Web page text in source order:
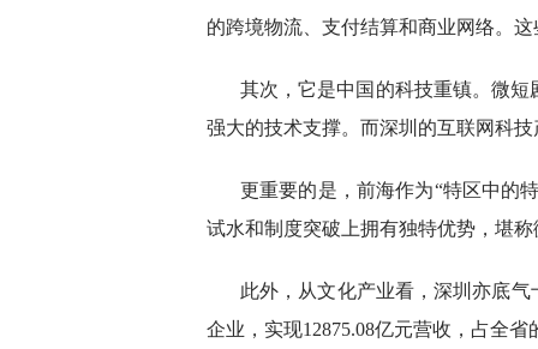
的跨境物流、支付结算和商业网络。
其次，它是中国的科技重镇。微
强大的技术支撑。而深圳的互联网科
更重要的是，前海作为“特区中的
试水和制度突破上拥有独特优势，堪称
此外，从文化产业看，深圳亦底气
企业，实现12875.08亿元营收，占全省